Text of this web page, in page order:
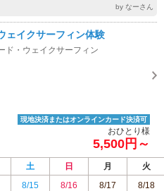
by なーさん
イクサーフィン体験
ド・ウェイクサーフィン
現地決済またはオンラインカード決済可
おひとり様
5,500円～
土 日 月
火
8/15 8/16 8/17 8/18